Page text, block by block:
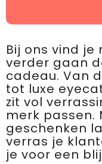
Bij ons vind
verder gaan
cadeau. Van
tot luxe
zit vol
merk passen.
geschenken
verras je
je voor een